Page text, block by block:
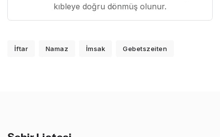
kıbleye doğru dönmüş olunur.
İftar Namaz İmsak Gebetszeiten